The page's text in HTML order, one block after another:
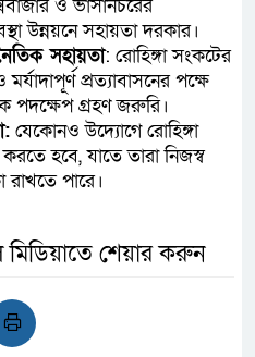
ও ভাসানচরের
উন্নয়নে সহায়তা দরকার।
সহায়তা: রোহিঙ্গা সংকটের
প্রত্যাবাসনের পক্ষে
পদক্ষেপ গ্রহণ জরুরি।
যেকোনও উদ্যোগে রোহিঙ্গা
করতে হবে, যাতে তারা নিজস্ব
রাখতে পারে।
শেয়ার করুন